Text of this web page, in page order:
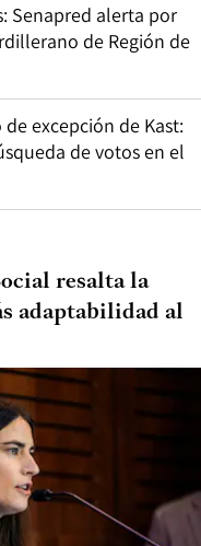
Senapred alerta por
de Región de
excepción de Kast:
de votos en el
resalta la
adaptabilidad al